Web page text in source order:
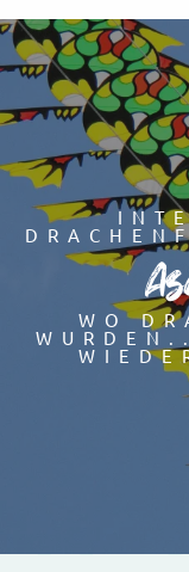
Aller
au
contenu
principal
WO